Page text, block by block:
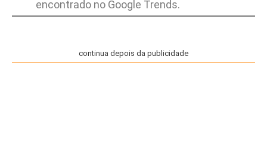
encontrado no Google Trends.
continua depois da publicidade